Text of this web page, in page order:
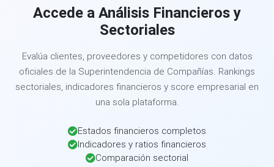
Accede a Análisis Financieros y
Sectoriales
Evalúa clientes, proveedores y competidores con datos
oficiales de la Superintendencia de Compañías. Rankings
sectoriales, indicadores financieros y score empresarial en
una sola plataforma.
Estados financieros completos
Indicadores y ratios financieros
Comparación sectorial